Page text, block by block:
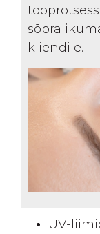
kliendile.
UV-